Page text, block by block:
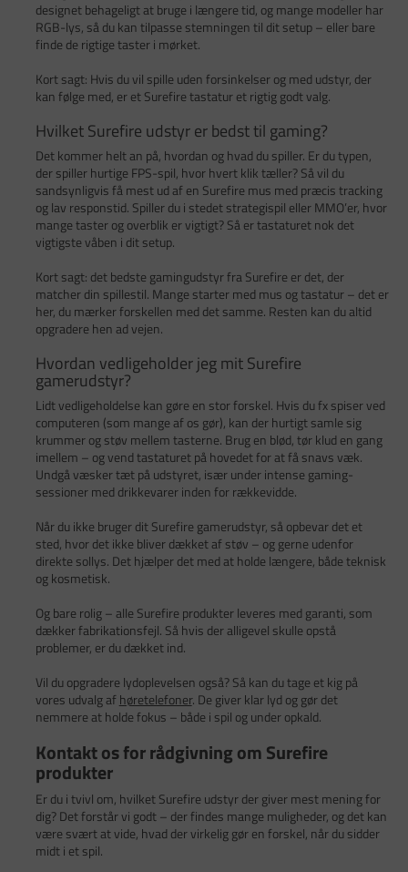
designet behageligt at bruge i længere tid, og mange modeller har
RGB-lys, så du kan tilpasse stemningen til dit setup – eller bare
finde de rigtige taster i mørket.
Kort sagt: Hvis du vil spille uden forsinkelser og med udstyr, der
kan følge med, er et Surefire tastatur et rigtig godt valg.
Hvilket Surefire udstyr er bedst til gaming?
Det kommer helt an på, hvordan og hvad du spiller. Er du typen,
der spiller hurtige FPS-spil, hvor hvert klik tæller? Så vil du
sandsynligvis få mest ud af en Surefire mus med præcis tracking
og lav responstid. Spiller du i stedet strategispil eller MMO’er, hvor
mange taster og overblik er vigtigt? Så er tastaturet nok det
vigtigste våben i dit setup.
Kort sagt: det bedste gamingudstyr fra Surefire er det, der
matcher din spillestil. Mange starter med mus og tastatur – det er
her, du mærker forskellen med det samme. Resten kan du altid
opgradere hen ad vejen.
Hvordan vedligeholder jeg mit Surefire
gamerudstyr?
Lidt vedligeholdelse kan gøre en stor forskel. Hvis du fx spiser ved
computeren (som mange af os gør), kan der hurtigt samle sig
krummer og støv mellem tasterne. Brug en blød, tør klud en gang
imellem – og vend tastaturet på hovedet for at få snavs væk.
Undgå væsker tæt på udstyret, især under intense gaming-
sessioner med drikkevarer inden for rækkevidde.
Når du ikke bruger dit Surefire gamerudstyr, så opbevar det et
sted, hvor det ikke bliver dækket af støv – og gerne udenfor
direkte sollys. Det hjælper det med at holde længere, både teknisk
og kosmetisk.
Og bare rolig – alle Surefire produkter leveres med garanti, som
dækker fabrikationsfejl. Så hvis der alligevel skulle opstå
problemer, er du dækket ind.
Vil du opgradere lydoplevelsen også? Så kan du tage et kig på
vores udvalg afhøretelefoner. De giver klar lyd og gør det
nemmere at holde fokus – både i spil og under opkald.
Kontakt os for rådgivning om Surefire
produkter
Er du i tvivl om, hvilket Surefire udstyr der giver mest mening for
dig? Det forstår vi godt – der findes mange muligheder, og det kan
være svært at vide, hvad der virkelig gør en forskel, når du sidder
midt i et spil.